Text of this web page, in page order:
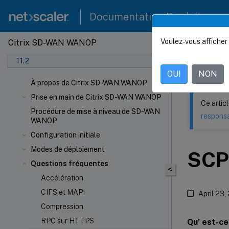
Documentation Produit
Citrix SD-WAN WANOP
11.2
À propos de Citrix SD-WAN WANOP
Prise en main de Citrix SD-WAN WANOP
Procédure de mise à niveau de SD-WAN
WANOP
Configuration initiale
Modes de déploiement
Questions fréquentes
Accélération
CIFS et MAPI
Compression
RPC sur HTTPS
Ce contenu a
Citrix
<
Ce
April 23,
Qu’ est-
Voulez-vous
OUI NON